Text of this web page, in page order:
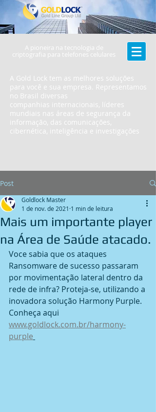
A pioneira na tecnologia de
criptografia para telefones celulares
A Gold Lock tem as melhores soluções
para você e sua empresa. Representamos
no Brasil diversas
companhias internacionais, líderes
mundiais nas áreas de segurança da
informação, das comunicações,
cibernética, inteligência e investigações
Post
Mais um importante player
na Área de Saúde atacado.
Goldlock Master
1 de nov. de 2021 1 min de leitura
Voce sabia que os ataques
Ransomware de sucesso passaram
por movimentação lateral dentro da
rede de infra? Proteja-se, utilizando a
inovadora solução Harmony Purple.
Conheça aqui
www.goldlock.com.br/harmony-
purple